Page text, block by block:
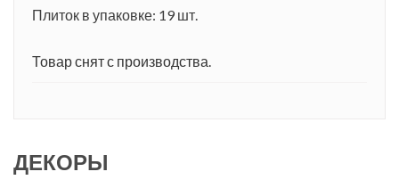
Плиток в упаковке: 19 шт.
Товар снят с производства.
ДЕКОРЫ